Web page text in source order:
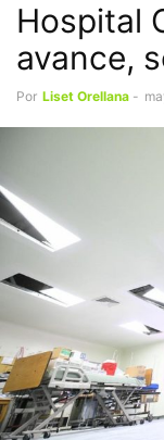
Hospital
avance,
Por Liset Orellana -